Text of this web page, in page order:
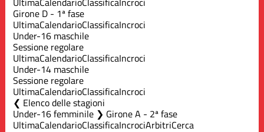
Girone D - 1ª fase
UltimaCalendarioClassificaIncroci
Under-16 maschile
Sessione regolare
UltimaCalendarioClassificaIncroci
Under-14 maschile
Sessione regolare
UltimaCalendarioClassificaIncroci
Elenco delle stagioni
Under-16 femminile ❯ Girone A - 2ª fase
UltimaCalendarioClassificaIncrociArbitriCerca